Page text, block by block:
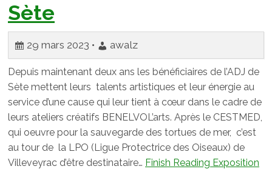
Sète
29 mars 2023 • awalz
Depuis maintenant deux ans les bénéficiaires de l’ADJ de
Sète mettent leurs talents artistiques et leur énergie au
service d’une cause qui leur tient à cœur dans le cadre de
leurs ateliers créatifs BENELVOL’arts. Après le CESTMED,
qui oeuvre pour la sauvegarde des tortues de mer, c’est
au tour de la LPO (Ligue Protectrice des Oiseaux) de
Villeveyrac d’être destinataire… Finish Reading Exposition